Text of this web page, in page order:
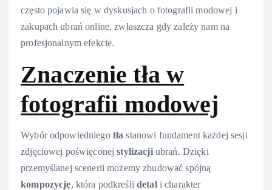
często pojawia się w dyskusjach o fotografii modowej i
zakupach ubrań online, zwłaszcza gdy zależy nam na
profesjonalnym efekcie.
Znaczenie tła w
fotografii modowej
Wybór odpowiedniego tła stanowi fundament każdej sesji
zdjęciowej poświęconejstylizacjiubrań. Dzięki
przemyślanej scenerii możemy zbudować spójną
kompozycję, która podkreślidetali charakter